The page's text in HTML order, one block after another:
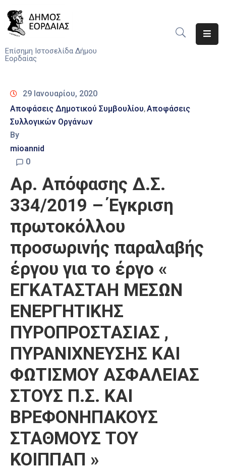
Επίσημη Ιστοσελίδα Δήμου
Εορδαίας
Υπηρεσίες
Του
Δήμου
Αποφάσεις
29 Ιανουαρίου, 2020
Αποφάσεις Δημοτικού Συμβουλίου‚Αποφάσεις
Συλλογικών Οργάνων
By
mioannid
0
Αρ. Απόφασης Δ.Σ.
334/2019 – Έγκριση
πρωτοκόλλου
προσωρινής παραλαβής
έργου για το έργο «
ΕΓΚΑΤΑΣΤΑΗ ΜΕΣΩΝ
ΕΝΕΡΓΗΤΙΚΗΣ
ΠΥΡΟΠΡΟΣΤΑΣΙΑΣ ,
ΠΥΡΑΝΙΧΝΕΥΣΗΣ ΚΑΙ
ΦΩΤΙΣΜΟΥ ΑΣΦΑΛΕΙΑΣ
ΣΤΟΥΣ Π.Σ. ΚΑΙ
ΒΡΕΦΟΝΗΠΑΚΟΥΣ
ΣΤΑΘΜΟΥΣ ΤΟΥ
ΚΟΙΠΠΑΠ »